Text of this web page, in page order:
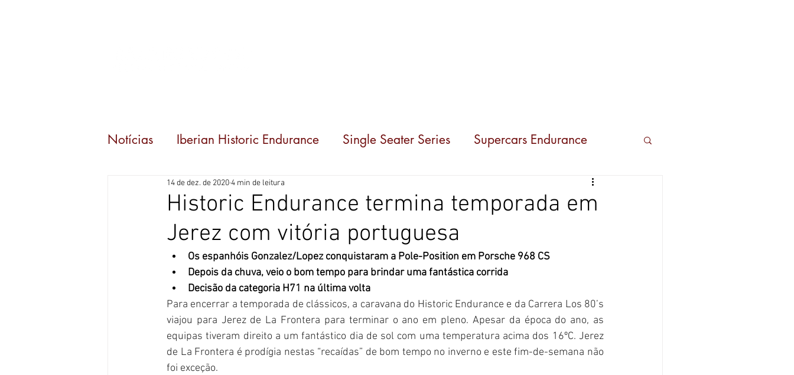
Notícias Iberian Historic Endurance Single Seater Series Supercars Endurance
Carrera 80
Historic Endurance termina temporada em
Jerez com vitória portuguesa
14 de dez. de 20204 min de leitura
Os espanhóis Gonzalez/Lopez conquistaram a Pole-Position em Porsche 968 CS
Depois da chuva, veio o bom tempo para brindar uma fantástica corrida
Decisão da categoria H71 na última volta
Para encerrar a temporada de clássicos, a caravana do Historic Endurance e da Carrera Los 80’s
viajou para Jerez de La Frontera para terminar o ano em pleno. Apesar da época do ano, as
equipas tiveram direito a um fantástico dia de sol com uma temperatura acima dos 16ºC. Jerez
de La Frontera é prodígia nestas “recaídas” de bom tempo no inverno e este fim-de-semana não
foi exceção.